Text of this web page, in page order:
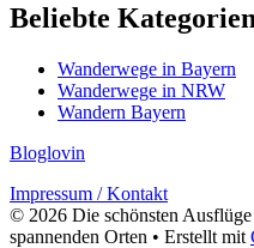
Beliebte Kategorien
Wanderwege in Bayern
Wanderwege in NRW
Wandern Bayern
Bloglovin
Impressum / Kontakt
© 2026 Die schönsten
spannenden Orten • Erstellt mit